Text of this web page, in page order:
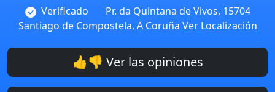
Verificado
Pr. da Quintana de Vivos, 15704
Santiago de Compostela, A Coruña Ver Localización
👍👎 Ver las opiniones